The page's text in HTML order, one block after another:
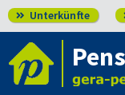
 Unterkünfte